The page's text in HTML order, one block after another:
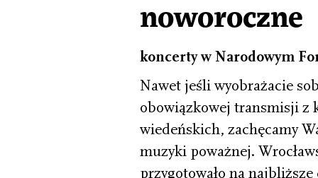
noworoczne
koncerty w Narodowym
Nawet jeśli wyobrażacie
obowiązkowej transmisji z
wiedeńskich, zachęcamy
muzyki poważnej.
przygotowało na